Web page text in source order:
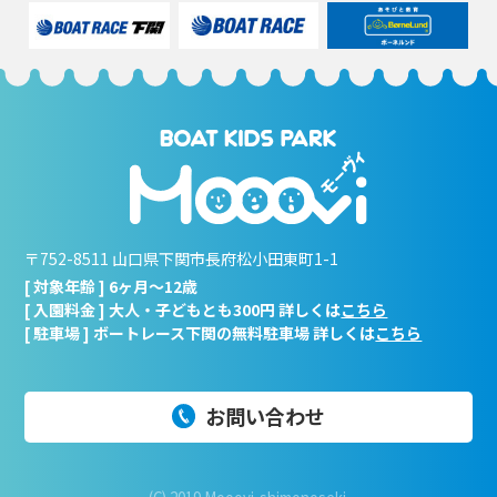
〒752-8511 山口県下関市長府松小田東町1-1
[ 対象年齢 ] 6ヶ月～12歳
[ 入園料金 ] 大人・子どもとも300円 詳しくはこちら
[ 駐車場 ] ボートレース下関の無料駐車場 詳しくはこちら
お問い合わせ